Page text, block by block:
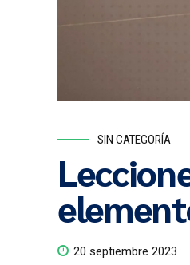
SIN CATEGORÍA
20 septiembre 2023